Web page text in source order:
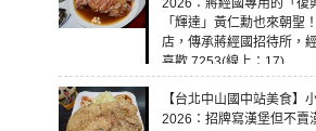
2026：蔣經國專用的「復
「輝達」黃仁勳也來朝聖
店，傳承蔣經國招待所，
喜歡 7253(線上：17)
【台北中山國中站美食】
2026：招牌寫漢堡但不賣